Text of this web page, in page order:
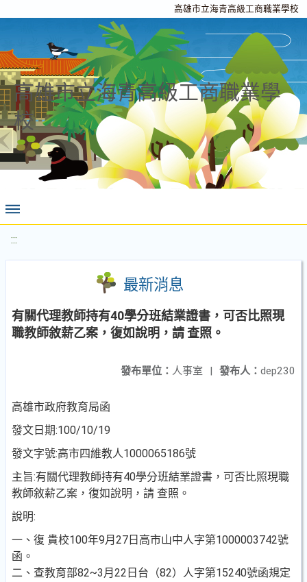
高雄市立海青高級工商職業學校
高雄市立海青高級工商職業學
校
:::
最新消息
有關代理教師持有40學分班結業證書，可否比照現
職教師敘薪乙案，復如說明，請 查照。
發布人： dep230
發布單位： 人事室 |
高雄市政府教育局函
發文日期:100/10/19
發文字號:高市四維教人1000065186號
主旨:有關代理教師持有40學分班結業證書，可否比照現職
教師敘薪乙案，復如說明，請 查照。
說明:
一、復 貴校100年9月27日高市山中人字第1000003742號
函。
二、查教育部82~3月22日台（82）人字第15240號函規定